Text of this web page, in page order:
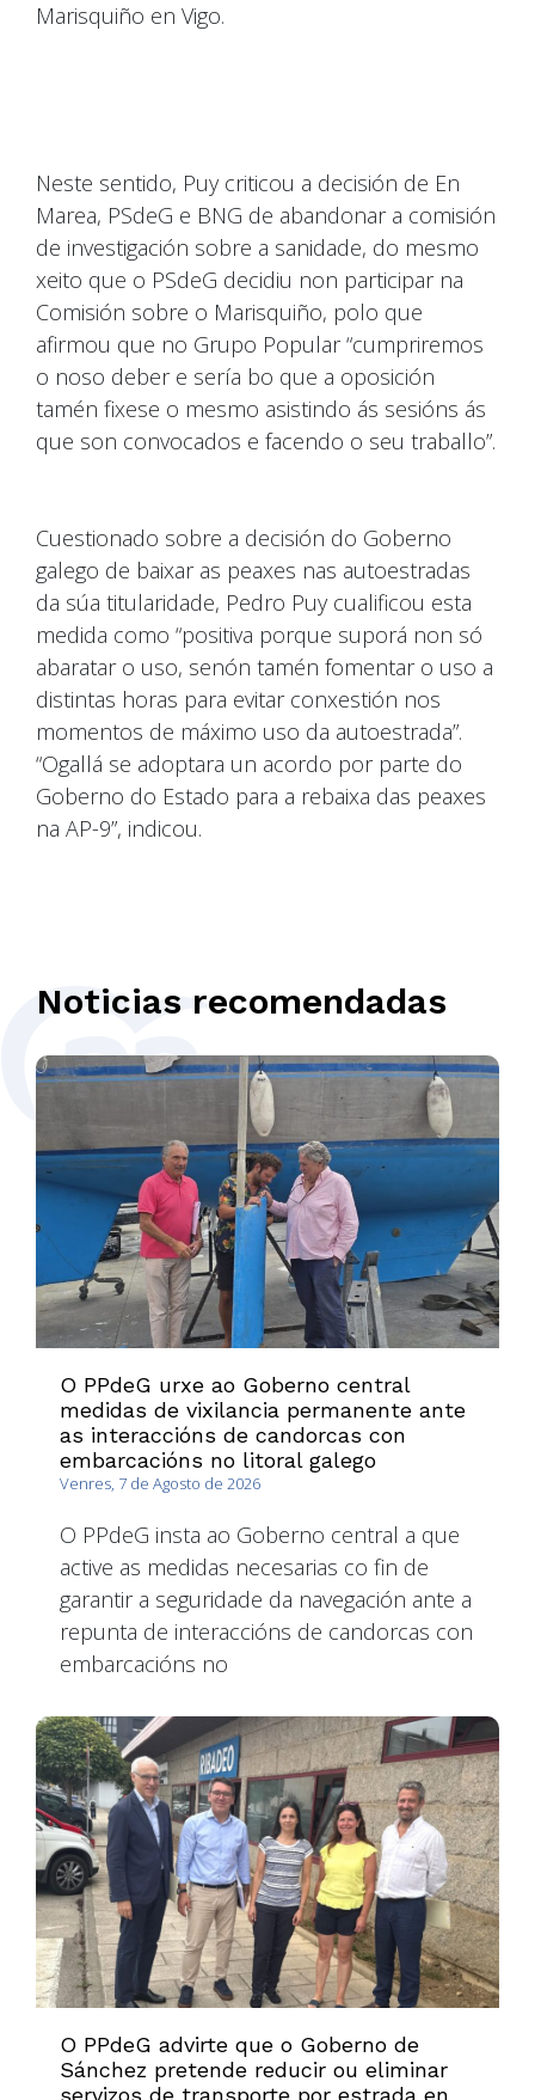
Marisquiño en Vigo.
Neste sentido, Puy criticou a decisión de En
Marea, PSdeG e BNG de abandonar a comisión
de investigación sobre a sanidade, do mesmo
xeito que o PSdeG decidiu non participar na
Comisión sobre o Marisquiño, polo que
afirmou que no Grupo Popular “cumpriremos
o noso deber e sería bo que a oposición
tamén fixese o mesmo asistindo ás sesións ás
que son convocados e facendo o seu traballo”.
Cuestionado sobre a decisión do Goberno
galego de baixar as peaxes nas autoestradas
da súa titularidade, Pedro Puy cualificou esta
medida como “positiva porque suporá non só
abaratar o uso, senón tamén fomentar o uso a
distintas horas para evitar conxestión nos
momentos de máximo uso da autoestrada”.
“Ogallá se adoptara un acordo por parte do
Goberno do Estado para a rebaixa das peaxes
na AP-9”, indicou.
Noticias recomendadas
O PPdeG urxe ao Goberno central
medidas de vixilancia permanente ante
as interaccións de candorcas con
embarcacións no litoral galego
Venres, 7 de Agosto de 2026
O PPdeG insta ao Goberno central a que
active as medidas necesarias co fin de
garantir a seguridade da navegación ante a
repunta de interaccións de candorcas con
embarcacións no
O PPdeG advirte que o Goberno de
Sánchez pretende reducir ou eliminar
servizos de transporte por estrada en